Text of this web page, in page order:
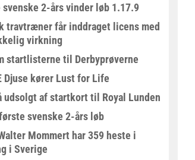
svenske 2-års vinder løb 1.17.9
travtræner får inddraget licens med
virkning
startlisterne til Derbyprøverne
Djuse kører Lust for Life
udsolgt af startkort til Royal Lunden
svenske 2-års løb
Mommert har 359 heste i
i Sverige